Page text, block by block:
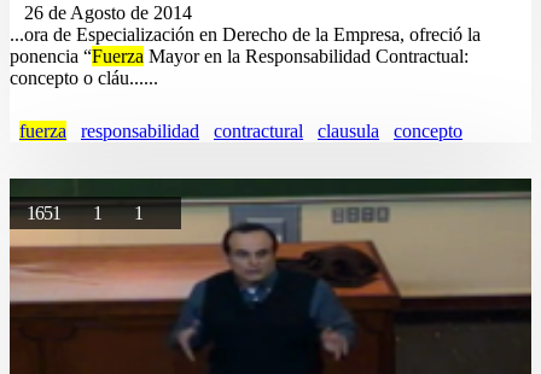
26 de Agosto de 2014
...ora de Especialización en Derecho de la Empresa, ofreció la
ponencia “Fuerza Mayor en la Responsabilidad Contractual:
concepto o cláu......
fuerza responsabilidad contractural clausula concepto
165111